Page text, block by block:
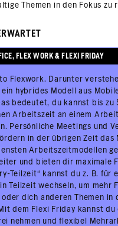
Themen in den Fokus zu
FLEX WORK & FLEXI FRIDAY
Flexwork. Darunter
hybrides Modell aus
bedeutet, du kannst bis zu
Arbeitszeit an einem
Persönliche Meetings und
in der übrigen Zeit das
Arbeitszeitmodellen
und bieten dir maximale
Teilzeit“ kannst du z. B. für
Teilzeit wechseln, um mehr
dich anderen Themen in
dem Flexi Friday kannst du
nehmen und flexibel